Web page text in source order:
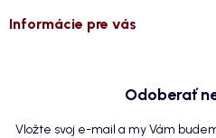
Informácie pre vás
Odoberať
Vložte svoj e-mail a my Vám